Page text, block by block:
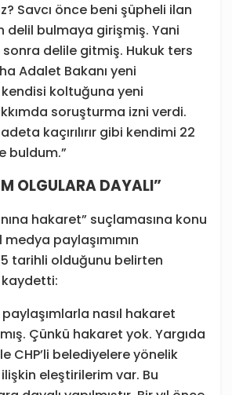
Savcı önce beni şüpheli ilan
delil bulmaya girişmiş. Yani
delile gitmiş. Hukuk ters
Adalet Bakanı yeni
koltuğuna yeni
soruşturma izni verdi.
kaçırılırır gibi kendimi 22
buldum.”
OLGULARA DAYALI”
hakaret” suçlamasına konu
paylaşımımın
tarihli olduğunu belirten
kaydetti:
paylaşımlarla nasıl hakaret
Çünkü hakaret yok. Yargıda
CHP’li belediyelere yönelik
eleştirilerim var. Bu